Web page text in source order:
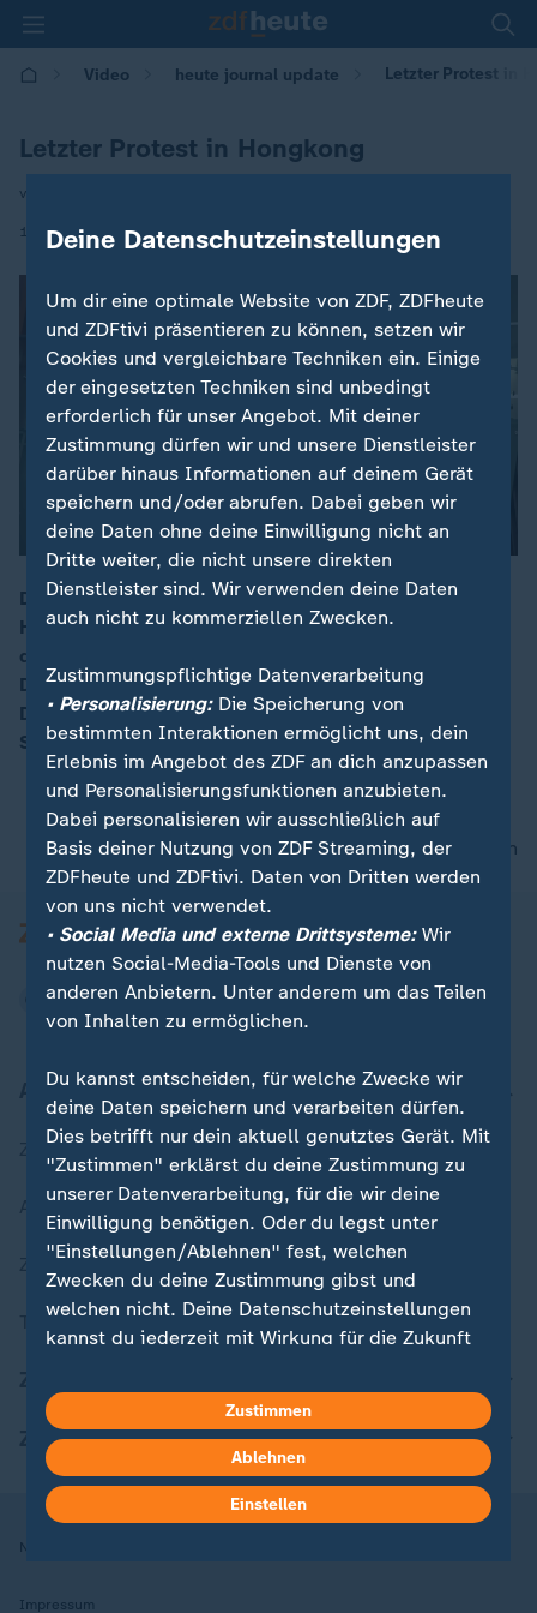
Video heute journal update Letzter Protest in
Letzter Protest in Hongkong
von Stefanie Schoeneborn
14.11.2020 | 00:25
Die Willkür der sogenannten Sicherheitsgesetze in
Hongkong erlaubt den Rausschmiss von pro-
demokratischen Oppositionellen aus dem Parlament.
Der letzte Schritt Pekings auf dem Weg, die
Demokratiebewegung in Hongkong endgültig zum
Schweigen zu bringen.
nach oben
Aktuell bei ZDFheute
Zuletzt veröffentlicht
Aktuelle Sendungs-Videos
ZDFheute Stories
Themen im Überblick
ZDFheute Apps
Nutzungsbedingungen
Impressum
Deine Datenschutzeinstellungen
Um dir eine optimale Website von ZDF, ZDFheute
und ZDFtivi präsentieren zu können, setzen wir
Cookies und vergleichbare Techniken ein. Einige
der eingesetzten Techniken sind unbedingt
erforderlich für unser Angebot. Mit deiner
Zustimmung dürfen wir und unsere Dienstleister
darüber hinaus Informationen auf deinem Gerät
speichern und/oder abrufen. Dabei geben wir
deine Daten ohne deine Einwilligung nicht an
Dritte weiter, die nicht unsere direkten
Dienstleister sind. Wir verwenden deine Daten
auch nicht zu kommerziellen Zwecken.
Zustimmungspflichtige Datenverarbeitung
• Personalisierung:Die Speicherung von
bestimmten Interaktionen ermöglicht uns, dein
Erlebnis im Angebot des ZDF an dich anzupassen
und Personalisierungsfunktionen anzubieten.
Dabei personalisieren wir ausschließlich auf
Basis deiner Nutzung von ZDF Streaming, der
ZDFheute und ZDFtivi. Daten von Dritten werden
von uns nicht verwendet.
• Social Media und externe Drittsysteme:Wir
nutzen Social-Media-Tools und Dienste von
anderen Anbietern. Unter anderem um das Teilen
von Inhalten zu ermöglichen.
Du kannst entscheiden, für welche Zwecke wir
deine Daten speichern und verarbeiten dürfen.
Dies betrifft nur dein aktuell genutztes Gerät. Mit
"Zustimmen" erklärst du deine Zustimmung zu
unserer Datenverarbeitung, für die wir deine
Einwilligung benötigen. Oder du legst unter
"Einstellungen/Ablehnen" fest, welchen
Zwecken du deine Zustimmung gibst und
welchen nicht. Deine Datenschutzeinstellungen
kannst du jederzeit mit Wirkung für die Zukunft
Hier findest du das Impressum.
Weitere Informationen findest du in unserer
Datenschutzerklärung.
Zustimmen
Ablehnen
Einstellen